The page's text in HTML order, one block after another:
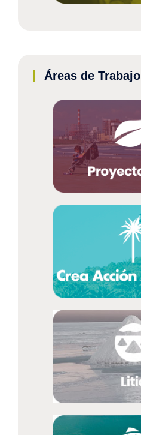
Áreas de Trabajo